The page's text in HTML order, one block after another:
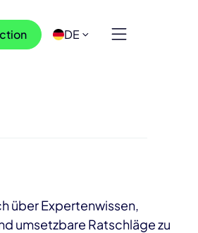
DE
über Expertenwissen,
umsetzbare Ratschläge zu